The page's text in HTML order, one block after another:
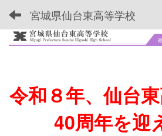
宮城県仙台東高等学校
令和８年、仙台
40周年を迎